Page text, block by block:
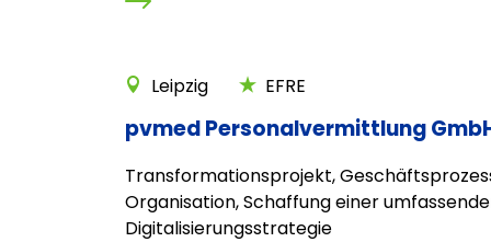
Leipzig EFRE
pvmed Personalvermittlung
Transformationsprojekt,
Organisation, Schaffung einer
Digitalisierungsstrategie